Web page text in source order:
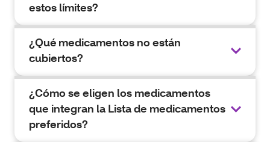
estos límites?
¿Qué medicamentos no están
cubiertos?
¿Cómo se eligen los medicamentos
que integran la Lista de medicamentos
preferidos?